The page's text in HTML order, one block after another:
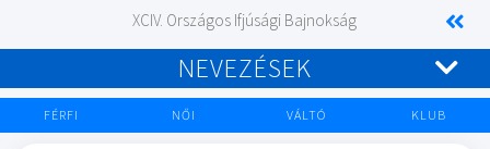
XCIV. Országos Ifjúsági Bajnokság
NEVEZÉSEK
FÉRFI NŐI VÁLTÓ KLUB